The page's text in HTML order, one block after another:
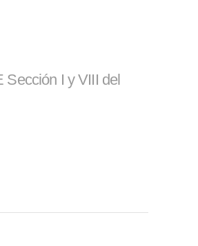
Sección I y VIII del